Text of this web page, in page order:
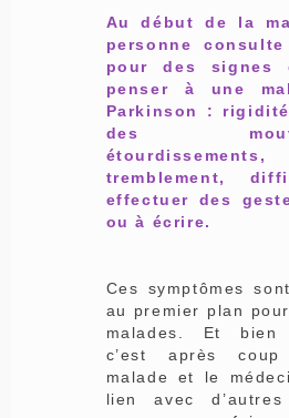
Au début de la
personne
pour des signes
penser à une
Parkinson :
des
étourdissements,
tremblement,
effectuer des
ou à écrire.
Ces symptômes
au premier plan
malades. Et bien
c’est après
malade et le
lien avec